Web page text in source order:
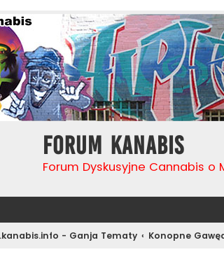
Forum Kanabis
Forum Dyskusyjne Cannabis
- Ganja Tematy Konopne